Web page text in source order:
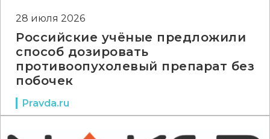
28 июля 2026
Российские учёные предложили
способ дозировать
противоопухолевый препарат без
побочек
Pravda.ru